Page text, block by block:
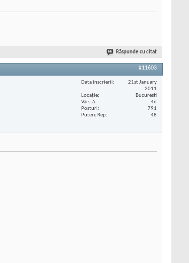
Răspunde cu citat
#11603
Data înscrierii
21st January
2011
Locaţie
Bucuresti
Vârstă
46
Posturi
791
Putere Rep
48